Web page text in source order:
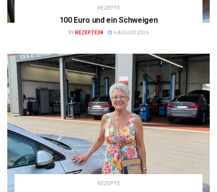
REZEPTE
100 Euro und ein Schweigen
BY REZEPTE38 6 AUGUST 2026
REZEPTE